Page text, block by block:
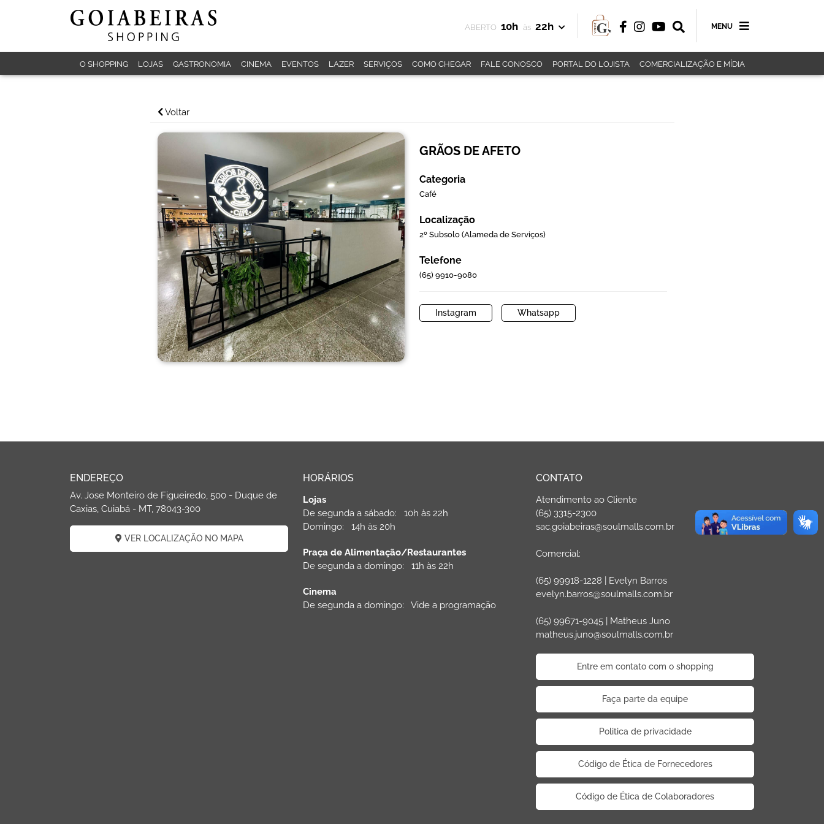
ABERTO 10h às 22h MENU
O SHOPPING LOJAS GASTRONOMIA CINEMA EVENTOS LAZER SERVIÇOS COMO CHEGAR FALE CONOSCO PORTAL DO LOJISTA COMERCIALIZAÇÃO E MÍDIA
Voltar
GRÃOS DE AFETO
Categoria
Café
Localização
2º Subsolo (Alameda de Serviços)
Telefone
(65) 9910-9080
Instagram Whatsapp
ENDEREÇO
Av. Jose Monteiro de Figueiredo, 500 - Duque de
Caxias, Cuiabá - MT, 78043-300
VER LOCALIZAÇÃO NO MAPA
HORÁRIOS
Lojas
De segunda a sábado: 10h às 22h
Domingo: 14h às 20h
Praça de Alimentação/Restaurantes
De segunda a domingo: 11h às 22h
Cinema
De segunda a domingo: Vide a programação
CONTATO
Atendimento ao Cliente
(65) 3315-2300
sac.goiabeiras@soulmalls.com.br
Comercial:
(65) 99918-1228 | Evelyn Barros
evelyn.barros@soulmalls.com.br
(65) 99671-9045 | Matheus Juno
matheus.juno@soulmalls.com.br
Entre em contato com o shopping
Faça parte da equipe
Politica de privacidade
Código de Ética de Fornecedores
Código de Ética de Colaboradores